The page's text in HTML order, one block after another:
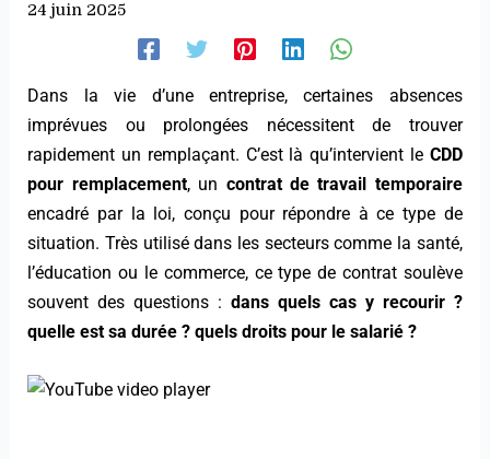
24 juin 2025
Dans la vie d’une entreprise, certaines absences
imprévues ou prolongées nécessitent de trouver
rapidement un remplaçant. C’est là qu’intervient le CDD
pour remplacement, un contrat de travail temporaire
encadré par la loi, conçu pour répondre à ce type de
situation. Très utilisé dans les secteurs comme la santé,
l’éducation ou le commerce, ce type de contrat soulève
souvent des questions :dans quels cas y recourir ?
quelle est sa durée ? quels droits pour le salarié ?